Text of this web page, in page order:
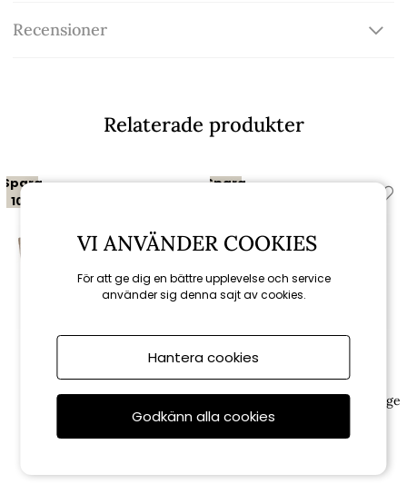
Recensioner
Relaterade produkter
Spara
10%
Brafab
Glendon 2-sits avslut HV -
rustic/beige dyna
Spara
Brafab
Glendon hörndel - rustic/beige
VI ANVÄNDER COOKIES
För att ge dig en bättre upplevelse och service
använder sig denna sajt av cookies.
Hantera cookies
Godkänn alla cookies